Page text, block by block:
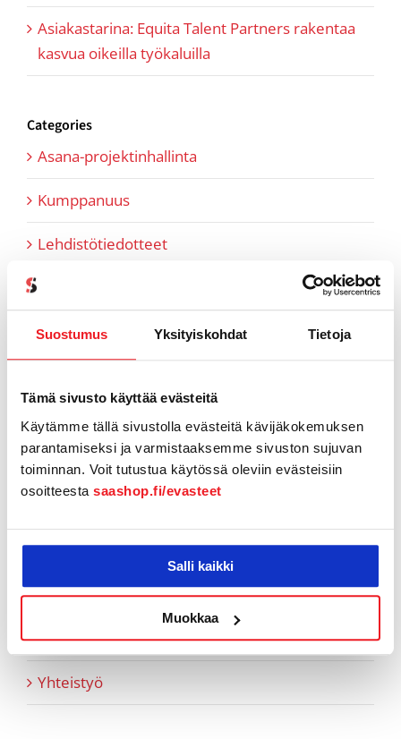
Suostumus Yksityiskohdat Tietoja
Tämä sivusto käyttää evästeitä
Käytämme tällä sivustolla evästeitä kävijäkokemuksen
parantamiseksi ja varmistaaksemme sivuston sujuvan
toiminnan. Voit tutustua käytössä oleviin evästeisiin
osoitteesta saashop.fi/evasteet
Salli kaikki
Muokkaa
Asiakastarina: Equita Talent Partners rakentaa
kasvua oikeilla työkaluilla
Categories
Asana-projektinhallinta
Kumppanuus
Lehdistötiedotteet
Pipedrive
SaaS-aiheiset artikkelit
SaaShop tuotteet & uutiset
Tukiartikkelit
Vapaamuotoiset tarinoinnit
Webinaaritallenteet
Yhteistyö